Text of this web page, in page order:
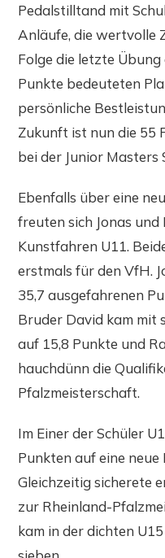
Pedalstilltand mit
Anläufe, die wertvolle
Folge die letzte Übung
Punkte bedeuteten
persönliche
Zukunft ist nun die 55
bei der Junior Masters
Ebenfalls über eine
freuten sich Jonas und
Kunstfahren U11.
erstmals für den VfH.
35,7 ausgefahrenen
Bruder David kam mit
auf 15,8 Punkte und
hauchdünn die
Pfalzmeisterschaft.
Im Einer der Schüler
Punkten auf eine
Gleichzeitig sicherete
zur Rheinland-
kam in der dichten